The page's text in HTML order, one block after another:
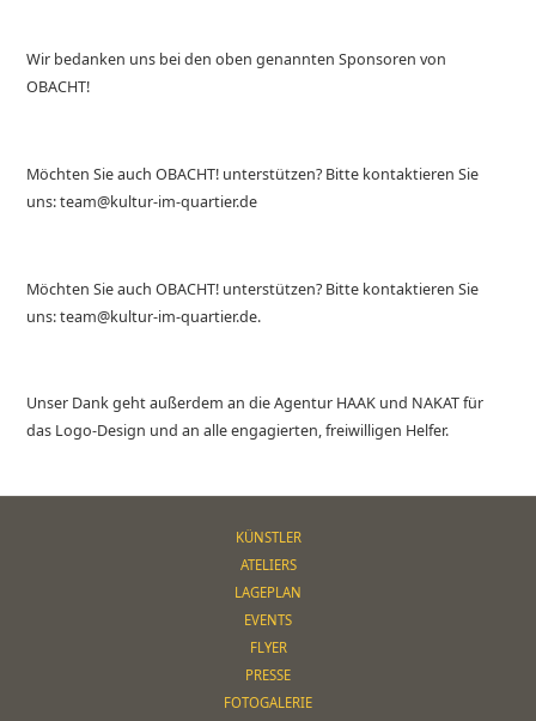
Wir bedanken uns bei den oben genannten Sponsoren von
OBACHT!
Möchten Sie auch OBACHT! unterstützen? Bitte kontaktieren Sie
uns: team@kultur-im-quartier.de
Möchten Sie auch OBACHT! unterstützen? Bitte kontaktieren Sie
uns: team@kultur-im-quartier.de.
Unser Dank geht außerdem an die Agentur HAAK und NAKAT für
das Logo-Design und an alle engagierten, freiwilligen Helfer.
KÜNSTLER
ATELIERS
LAGEPLAN
EVENTS
FLYER
PRESSE
FOTOGALERIE